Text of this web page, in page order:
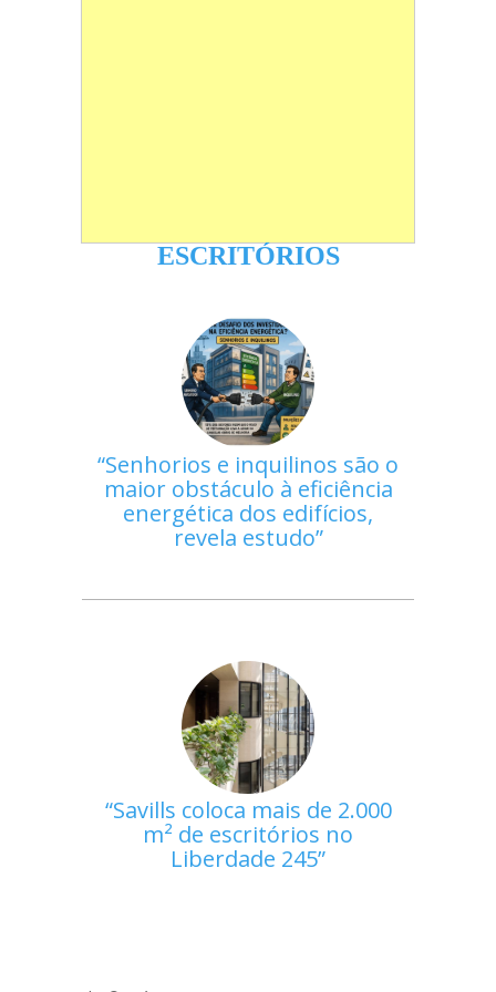
ESCRITÓRIOS
Senhorios e inquilinos são o
maior obstáculo à eficiência
energética dos edifícios,
revela estudo
Savills coloca mais de 2.000
m² de escritórios no
Liberdade 245